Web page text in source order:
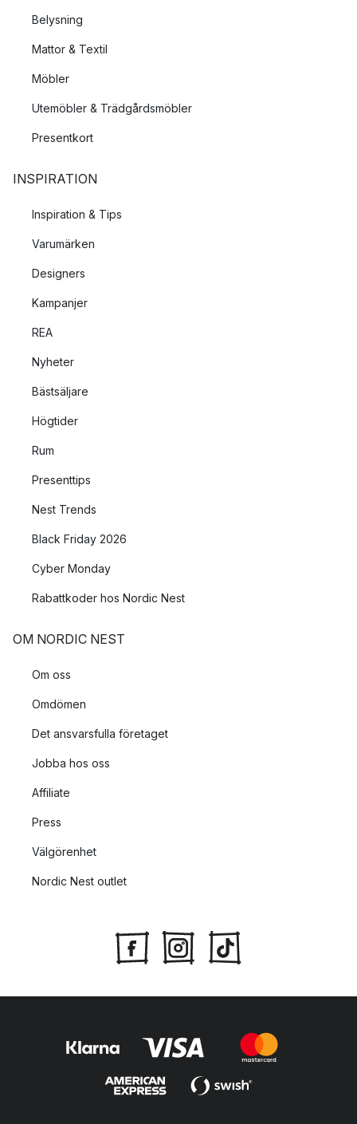
Belysning
Mattor & Textil
Möbler
Utemöbler & Trädgårdsmöbler
Presentkort
INSPIRATION
Inspiration & Tips
Varumärken
Designers
Kampanjer
REA
Nyheter
Bästsäljare
Högtider
Rum
Presenttips
Nest Trends
Black Friday 2026
Cyber Monday
Rabattkoder hos Nordic Nest
OM NORDIC NEST
Om oss
Omdömen
Det ansvarsfulla företaget
Jobba hos oss
Affiliate
Press
Välgörenhet
Nordic Nest outlet